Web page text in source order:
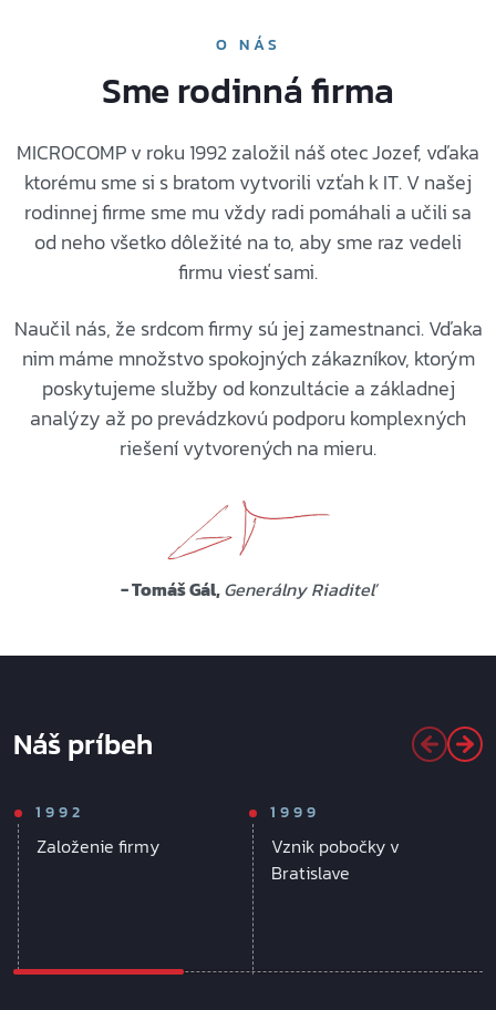
O NÁS
Sme rodinná firma
MICROCOMP v roku 1992 založil náš otec Jozef, vďaka
ktorému sme si s bratom vytvorili vzťah k IT. V našej
rodinnej firme sme mu vždy radi pomáhali a učili sa
od neho všetko dôležité na to, aby sme raz vedeli
firmu viesť sami.
Naučil nás, že srdcom firmy sú jej zamestnanci. Vďaka
nim máme množstvo spokojných zákazníkov, ktorým
poskytujeme služby od konzultácie a základnej
analýzy až po prevádzkovú podporu komplexných
riešení vytvorených na mieru.
- Tomáš Gál,Generálny Riaditeľ
Náš príbeh
1992
Založenie firmy
1999
Vznik pobočky v
Bratislave